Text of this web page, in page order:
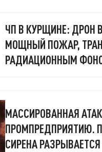
ЧП В КУРЩИНЕ: ДРОН
МОЩНЫЙ ПОЖАР,
РАДИАЦИОННЫМ
МАССИРОВАННАЯ
ПРОМПРЕДПРИЯТИЮ.
СИРЕНА